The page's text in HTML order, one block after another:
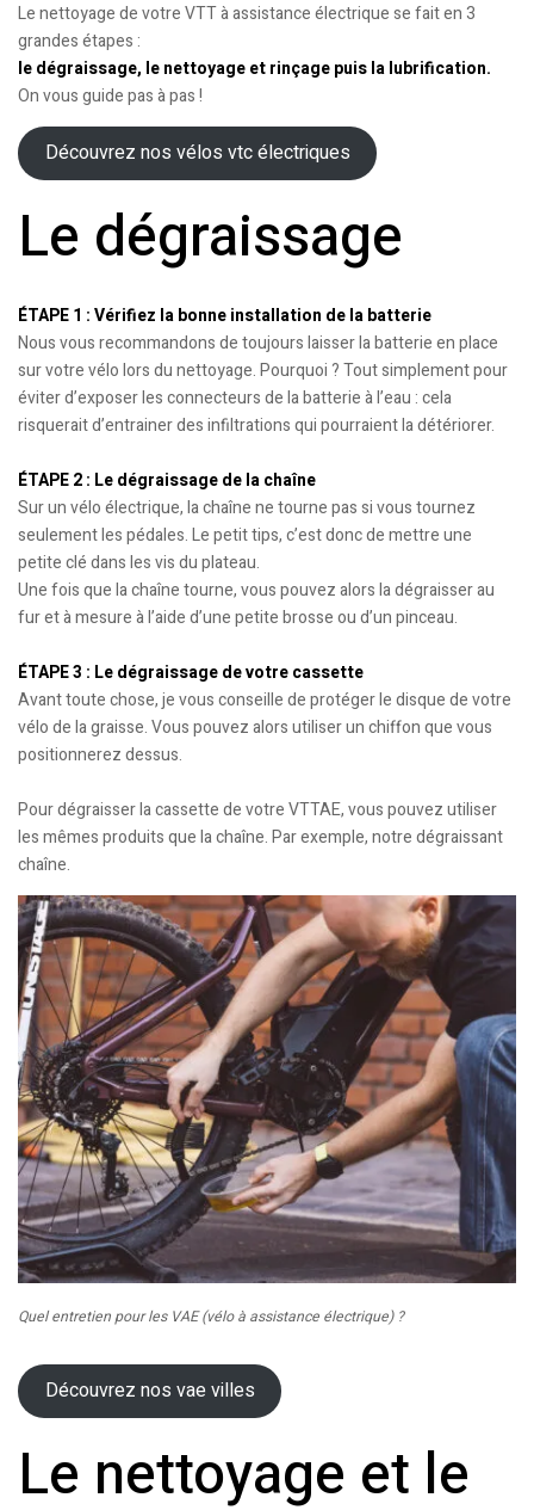
Le nettoyage de votre VTT à assistance électrique se fait en 3
grandes étapes :
le dégraissage, le nettoyage et rinçage puis la lubrification.
On vous guide pas à pas !
Découvrez nos vélos vtc électriques
Le dégraissage
ÉTAPE 1 : Vérifiez la bonne installation de la batterie
Nous vous recommandons de toujours laisser la batterie en place
sur votre vélo lors du nettoyage. Pourquoi ? Tout simplement pour
éviter d’exposer les connecteurs de la batterie à l’eau : cela
risquerait d’entrainer des infiltrations qui pourraient la détériorer.
ÉTAPE 2 : Le dégraissage de la chaîne
Sur un vélo électrique, la chaîne ne tourne pas si vous tournez
seulement les pédales. Le petit tips, c’est donc de mettre une
petite clé dans les vis du plateau.
Une fois que la chaîne tourne, vous pouvez alors la dégraisser au
fur et à mesure à l’aide d’une petite brosse ou d’un pinceau.
ÉTAPE 3 : Le dégraissage de votre cassette
Avant toute chose, je vous conseille de protéger le disque de votre
vélo de la graisse. Vous pouvez alors utiliser un chiffon que vous
positionnerez dessus.
Pour dégraisser la cassette de votre VTTAE, vous pouvez utiliser
les mêmes produits que la chaîne. Par exemple, notre dégraissant
chaîne.
Quel entretien pour les VAE (vélo à assistance électrique) ?
Découvrez nos vae villes
Le nettoyage et le